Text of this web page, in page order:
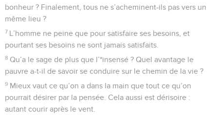
bonheur ? Finalement, tous ne s’acheminent-ils pas vers un
même lieu ?
7 L’homme ne peine que pour satisfaire ses besoins, et
pourtant ses besoins ne sont jamais satisfaits.
8 Qu’a le sage de plus que l’*insensé ? Quel avantage le
pauvre a-t-il de savoir se conduire sur le chemin de la vie ?
9 Mieux vaut ce qu’on a dans la main que tout ce qu’on
pourrait désirer par la pensée. Cela aussi est dérisoire :
autant courir après le vent.